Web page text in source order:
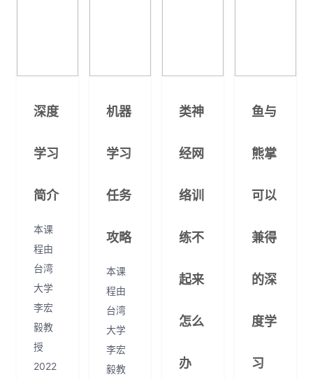
深度
学习
简介
本课
程由
台湾
大学
李宏
毅教
授
2022
机器
学习
任务
攻略
本课
程由
台湾
大学
李宏
毅教
类神
经网
络训
练不
起来
怎么
办
鱼与
熊掌
可以
兼得
的深
度学
习